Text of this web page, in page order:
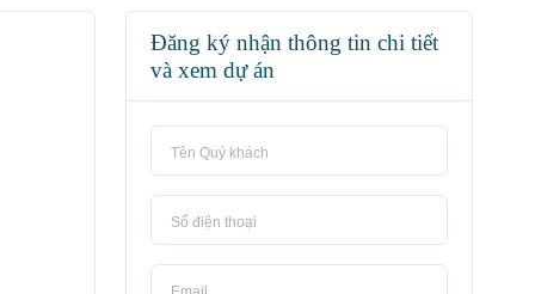
Đăng ký nhận thông tin chi tiết
và xem dự án